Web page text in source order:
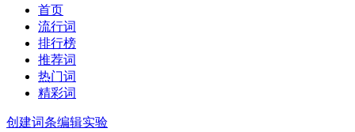
首页
流行词
排行榜
推荐词
热门词
精彩词
创建词条编辑实验